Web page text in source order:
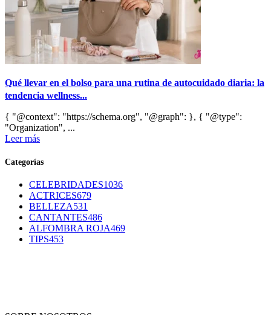
Qué llevar en el bolso para una rutina de autocuidado diaria: la
tendencia wellness...
{ "@context": "https://schema.org", "@graph": }, { "@type":
"Organization", ...
Leer más
Categorías
CELEBRIDADES1036
ACTRICES679
BELLEZA531
CANTANTES486
ALFOMBRA ROJA469
TIPS453